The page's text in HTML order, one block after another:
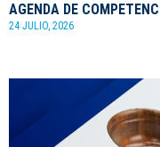
AGENDA DE
24 JULIO, 2026